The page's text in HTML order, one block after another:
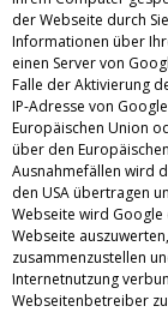
der Webseite durch
Informationen über
einen Server von
Falle der Aktivierung
IP-Adresse von
Europäischen Union
über den
Ausnahmefällen wird
den USA übertragen
Webseite wird
Webseite
zusammenzustellen
Internetnutzung
Webseitenbetreiber